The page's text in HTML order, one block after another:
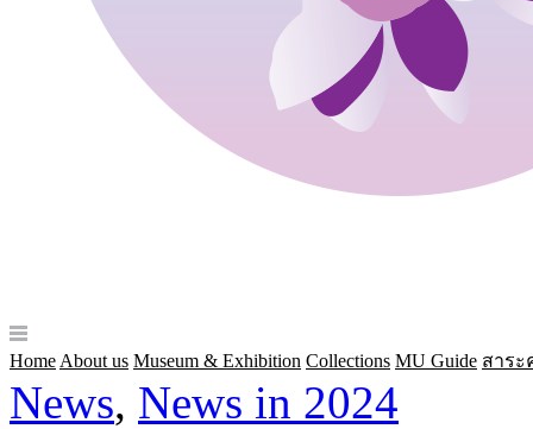
Home About us Museum & Exhibition Collections MU Guide สาระ
News, News in 2024